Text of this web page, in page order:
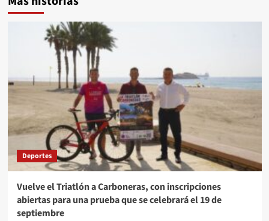
Deportes
Vuelve el Triatlón a Carboneras, con inscripciones
abiertas para una prueba que se celebrará el 19 de
septiembre